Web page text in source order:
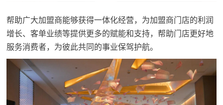
帮助广大加盟商能够获得一体化经营，为加盟商门店的利润
增长、客单业绩等提供更多的赋能和支持，帮助门店更好地
服务消费者，为彼此共同的事业保驾护航。